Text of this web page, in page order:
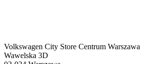
Volkswagen City Store Centrum Warszawa
Wawelska 3D